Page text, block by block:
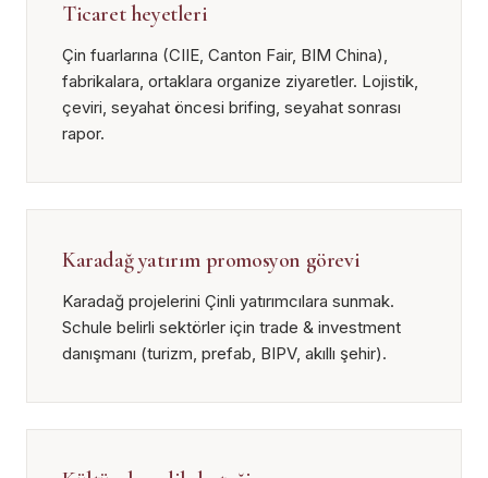
Ticaret heyetleri
Çin fuarlarına (CIIE, Canton Fair, BIM China),
fabrikalara, ortaklara organize ziyaretler. Lojistik,
çeviri, seyahat öncesi brifing, seyahat sonrası
rapor.
Karadağ yatırım promosyon görevi
Karadağ projelerini Çinli yatırımcılara sunmak.
Schule belirli sektörler için trade & investment
danışmanı (turizm, prefab, BIPV, akıllı şehir).